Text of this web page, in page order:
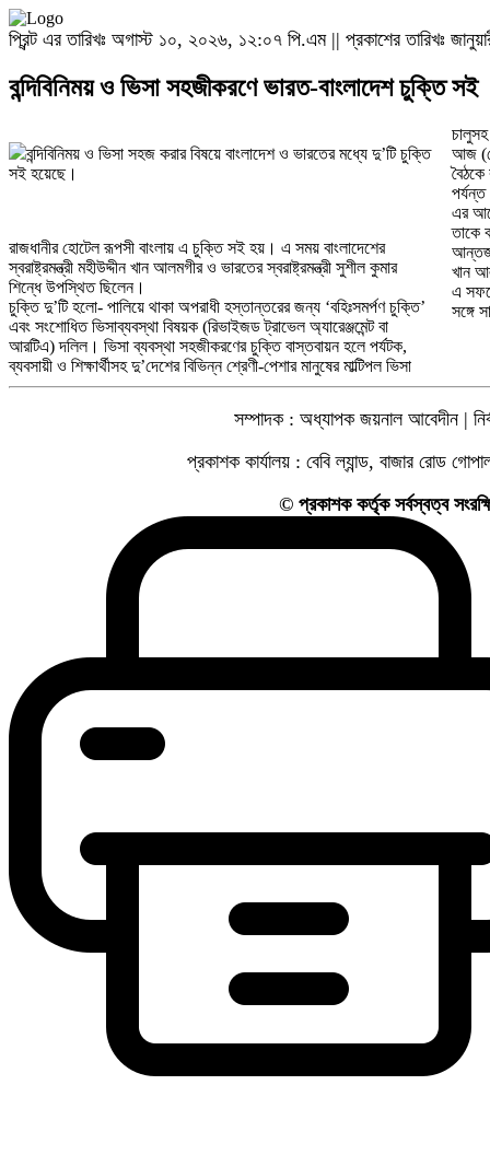
প্রিন্ট এর তারিখঃ অগাস্ট ১০, ২০২৬, ১২:০৭ পি.এম || প্রকাশের তারিখঃ
বন্দিবিনিময় ও ভিসা সহজীকরণে ভারত-বাংলাদেশ চুক্তি সই
বন্দিবিনিময় ও ভিসা সহজ করার বিষয়ে বাংলাদেশ ও ভারতের মধ্যে দু’টি চুক্তি
সই হয়েছে।
রাজধানীর হোটেল রূপসী বাংলায় এ চুক্তি সই হয়। এ সময় বাংলাদেশের
স্বরাষ্ট্রমন্ত্রী মহীউদ্দীন খান আলমগীর ও ভারতের স্বরাষ্ট্রমন্ত্রী সুশীল কুমার
শিন্ধে উপস্থিত ছিলেন।
চুক্তি দু’টি হলো- পালিয়ে থাকা অপরাধী হস্তান্তরের জন্য ‘বহিঃসমর্পণ চুক্তি’
এবং সংশোধিত ভিসাব্যবস্থা বিষয়ক (রিভাইজড ট্রাভেল অ্যারেঞ্জমেন্ট বা
আরটিএ) দলিল। ভিসা ব্যবস্থা সহজীকরণের চুক্তি বাস্তবায়ন হলে পর্যটক,
ব্যবসায়ী ও শিক্ষার্থীসহ দু’দেশের বিভিন্ন শ্রেণী-পেশার মানুষের মাল্টিপল ভিসা
আজ
বৈঠকে
এর
তাকে
খান
এ
সঙ্গে
সম্পাদক : অধ্যাপক জয়নাল আবেদীন |
প্রকাশক কার্যালয় : বেবি ল্যান্ড, বাজার রোড
© প্রকাশক কর্তৃক সর্বস্বত্ব